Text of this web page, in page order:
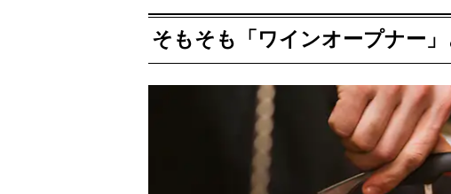
そもそも「ワインオープナー